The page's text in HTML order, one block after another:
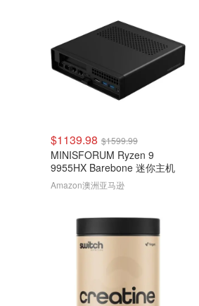
$1139.98 $1599.99
MINISFORUM Ryzen 9
9955HX Barebone 迷你主机
Amazon澳洲亚马逊